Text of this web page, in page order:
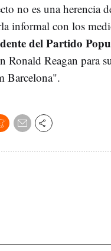
no es una herencia
informal con los
del Partido
Ronald Reagan para
Barcelona".